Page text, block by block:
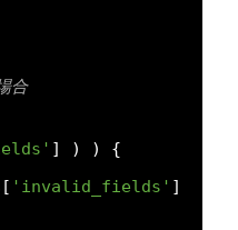
合
] ) )
{
[ 'invalid_fields' ]